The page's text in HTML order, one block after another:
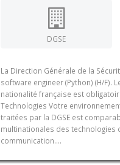
DGSE
La Direction Générale de la
software engineer (Python) (H/F).
nationalité française est
Technologies Votre
traitées par la DGSE est
multinationales des technologies
communication....